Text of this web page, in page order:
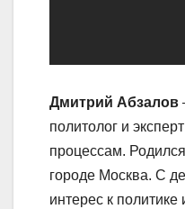
Дмитрий Абзалов
политолог и
процессам.
городе Москва. С
интерес к